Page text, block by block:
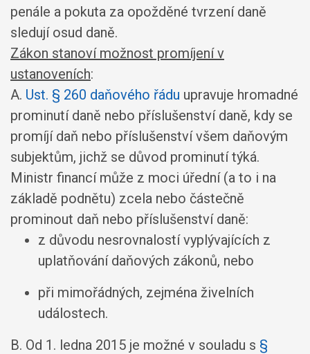
penále a pokuta za opožděné tvrzení daně
sledují osud daně.
Zákon stanoví možnost promíjení v
ustanoveních:
A. Ust. § 260 daňového řádu upravuje hromadné
prominutí daně nebo příslušenství daně, kdy se
promíjí daň nebo příslušenství všem daňovým
subjektům, jichž se důvod prominutí týká.
Ministr financí může z moci úřední (a to i na
základě podnětu) zcela nebo částečně
prominout daň nebo příslušenství daně:
z důvodu nesrovnalostí vyplývajících z
uplatňování daňových zákonů, nebo
při mimořádných, zejména živelních
událostech.
B. Od 1. ledna 2015 je možné v souladu s §